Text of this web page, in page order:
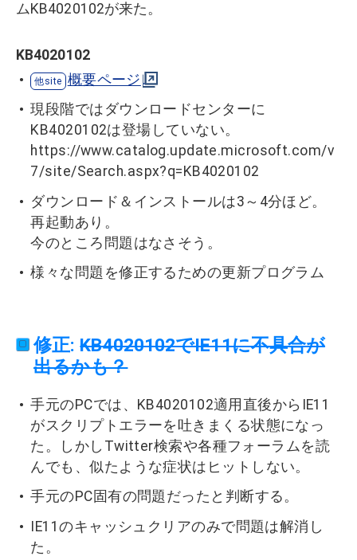
ムKB4020102が来た。
KB4020102
概要ページ
現段階ではダウンロードセンターに
KB4020102は登場していない。
https://www.catalog.update.microsoft.com/v
7/site/Search.aspx?q=KB4020102
ダウンロード＆インストールは3～4分ほど。
再起動あり。
今のところ問題はなさそう。
様々な問題を修正するための更新プログラム
修正:KB4020102でIE11に不具合が
出るかも？
手元のPCでは、KB4020102適用直後からIE11
がスクリプトエラーを吐きまくる状態になっ
た。しかしTwitter検索や各種フォーラムを読
んでも、似たような症状はヒットしない。
手元のPC固有の問題だったと判断する。
IE11のキャッシュクリアのみで問題は解消し
た。